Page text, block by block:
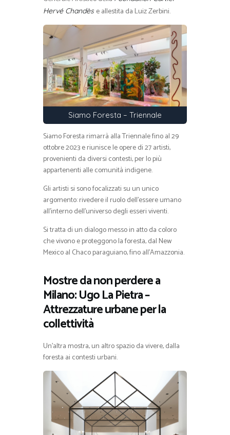
Hervé Chandès e allestita da Luiz Zerbini.
Siamo Foresta – Triennale
Siamo Foresta rimarrà alla Triennale fino al 29
ottobre 2023 e riunisce le opere di 27 artisti,
provenienti da diversi contesti, per lo più
appartenenti alle comunità indigene.
Gli artisti si sono focalizzati su un unico
argomento: rivedere il ruolo dell’essere umano
all’interno dell’universo degli esseri viventi.
Si tratta di un dialogo messo in atto da coloro
che vivono e proteggono la foresta, dal New
Mexico al Chaco paraguiano, fino all’Amazzonia.
Mostre da non perdere a
Milano: Ugo La Pietra –
Attrezzature urbane per la
collettività
Un’altra mostra, un altro spazio da vivere, dalla
foresta ai contesti urbani.